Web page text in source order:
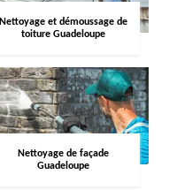
Nettoyage et démoussage de
toiture Guadeloupe
Nettoyage de façade
Guadeloupe